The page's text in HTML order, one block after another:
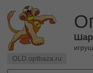
OLD.optbaza.ru